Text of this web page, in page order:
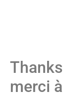
merci